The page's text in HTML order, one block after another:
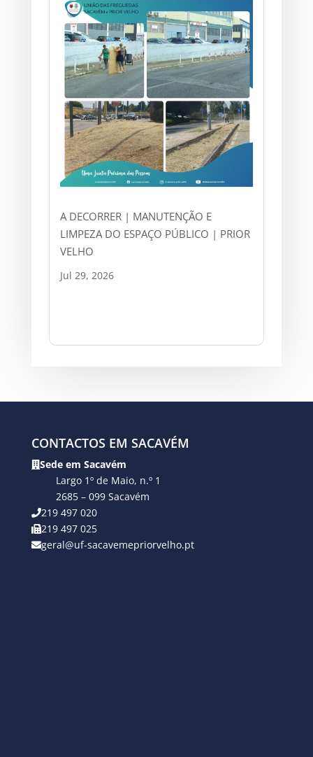
A DECORRER | MANUTENÇÃO E
LIMPEZA DO ESPAÇO PÚBLICO | PRIOR
VELHO
Jul 29, 2026
CONTACTOS EM SACAVÉM
Sede em Sacavém
Largo 1º de Maio, n.º 1
2685 – 099 Sacavém
219 497 020
219 497 025
geral@uf-sacavemepriorvelho.pt